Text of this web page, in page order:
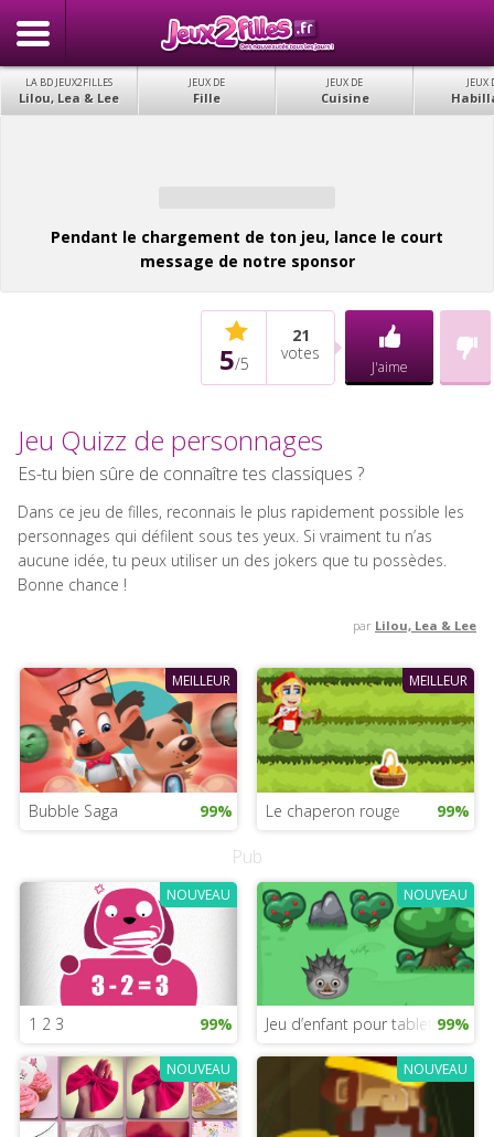
LA BD JEUX2FILLES
Lilou, Lea & Lee
JEUX DE
Fille
JEUX DE
Cuisine
JEUX
Pendant le chargement de ton jeu, lance le court
message de notre sponsor
5/5
21
votes
J'aime
Jeu Quizz de personnages
Es-tu bien sûre de connaître tes classiques ?
Dans ce jeu de filles, reconnais le plus rapidement possible les
personnages qui défilent sous tes yeux. Si vraiment tu n’as
aucune idée, tu peux utiliser un des jokers que tu possèdes.
Bonne chance !
par Lilou, Lea & Lee
MEILLEUR
Bubble Saga 99%
MEILLEUR
Le chaperon rouge 99%
Pub
NOUVEAU
1 2 3 99%
NOUVEAU
Jeu d’enfant pour tablette99%
NOUVEAU NOUVEAU